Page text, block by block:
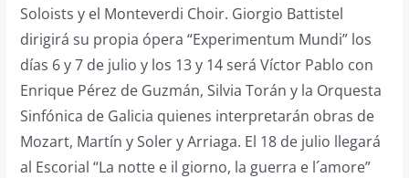
Soloists y el Monteverdi Choir. Giorgio Battistel
dirigirá su propia ópera “Experimentum Mundi” los
días 6 y 7 de julio y los 13 y 14 será Víctor Pablo con
Enrique Pérez de Guzmán, Silvia Torán y la Orquesta
Sinfónica de Galicia quienes interpretarán obras de
Mozart, Martín y Soler y Arriaga. El 18 de julio llegará
al Escorial “La notte e il giorno, la guerra e l´amore”